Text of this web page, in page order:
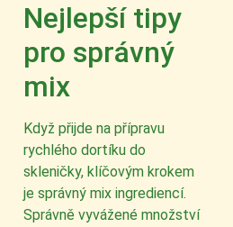
Nejlepší tipy
pro správný
mix
Když přijde na přípravu
rychlého dortíku do
skleničky, klíčovým krokem
je správný mix ingrediencí.
Správně vyvážené množství